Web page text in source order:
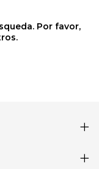
Por favor,